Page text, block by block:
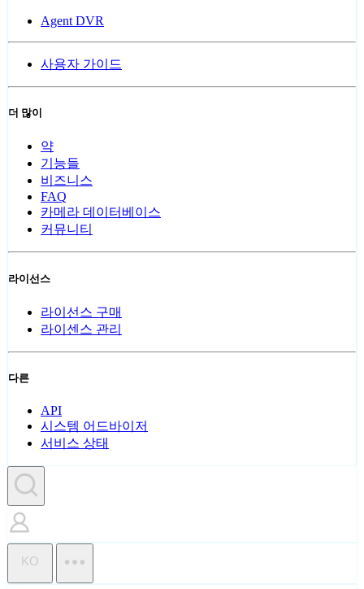
Agent DVR
사용자 가이드
더 많이
약
기능들
비즈니스
FAQ
카메라 데이터베이스
커뮤니티
라이선스
라이선스 구매
라이센스 관리
다른
API
시스템 어드바이저
서비스 상태
KO